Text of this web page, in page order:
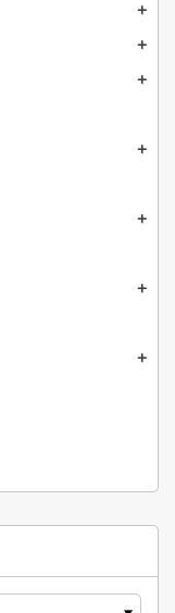
add
add
add
add
add
add
add